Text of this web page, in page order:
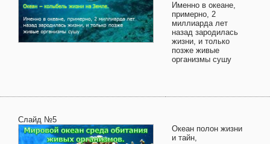
Именно в океане,
примерно, 2
миллиарда лет
назад зародилась
жизни, и только
позже живые
организмы сушу
Слайд №5
Океан полон жизни
и тайн,